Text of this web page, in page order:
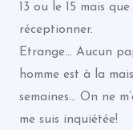
13 ou le 15 mais
réceptionner.
Etrange… Aucun
homme est à la
semaines… On ne
me suis inquiétée!